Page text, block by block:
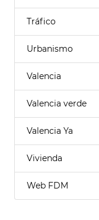
Tráfico
Urbanismo
Valencia
Valencia verde
Valencia Ya
Vivienda
Web FDM